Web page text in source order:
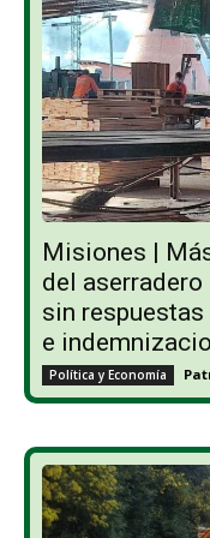
Misiones |
del
sin
e
Política y Economía